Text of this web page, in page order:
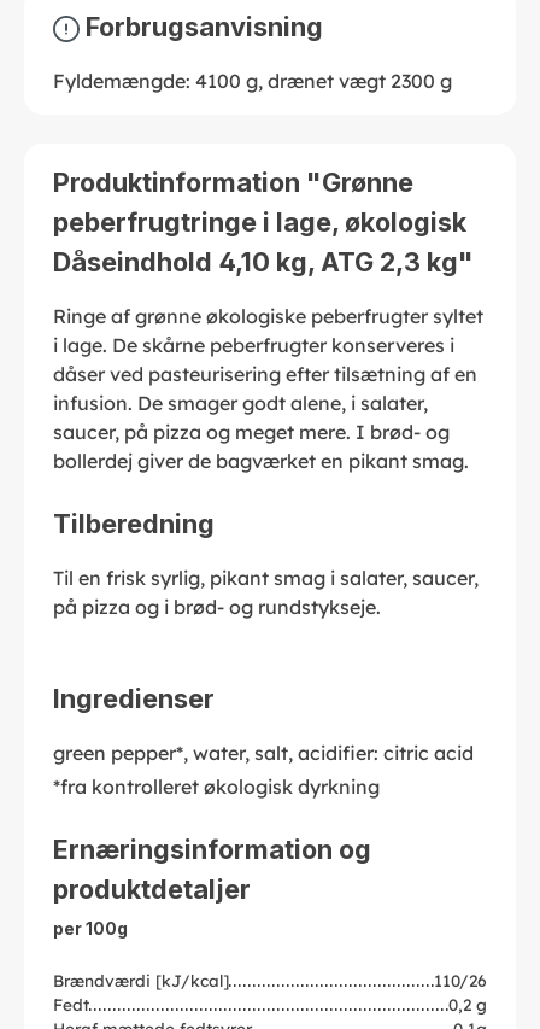
Forbrugsanvisning
Fyldemængde: 4100 g, drænet vægt 2300 g
Produktinformation "Grønne
peberfrugtringe i lage, økologisk
Dåseindhold 4,10 kg, ATG 2,3 kg"
Ringe af grønne økologiske peberfrugter syltet
i lage. De skårne peberfrugter konserveres i
dåser ved pasteurisering efter tilsætning af en
infusion. De smager godt alene, i salater,
saucer, på pizza og meget mere. I brød- og
bollerdej giver de bagværket en pikant smag.
Tilberedning
Til en frisk syrlig, pikant smag i salater, saucer,
på pizza og i brød- og rundstykseje.
Ingredienser
green pepper*, water, salt, acidifier: citric acid
*fra kontrolleret økologisk dyrkning
Ernæringsinformation og
produktdetaljer
per 100g
Brændværdi [kJ/kcal]
110/26
Fedt
0,2 g